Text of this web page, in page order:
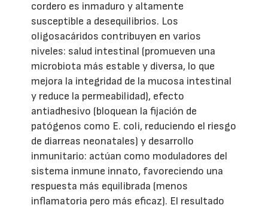
cordero es inmaduro y altamente
susceptible a desequilibrios. Los
oligosacáridos contribuyen en varios
niveles: salud intestinal (promueven una
microbiota más estable y diversa, lo que
mejora la integridad de la mucosa intestinal
y reduce la permeabilidad), efecto
antiadhesivo (bloquean la fijación de
patógenos como E. coli, reduciendo el riesgo
de diarreas neonatales) y desarrollo
inmunitario: actúan como moduladores del
sistema inmune innato, favoreciendo una
respuesta más equilibrada (menos
inflamatoria pero más eficaz). El resultado